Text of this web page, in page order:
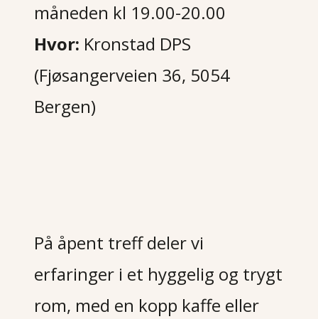
måneden kl 19.00-20.00
Hvor: Kronstad DPS
(Fjøsangerveien 36, 5054
Bergen)
På åpent treff deler vi
erfaringer i et hyggelig og trygt
rom, med en kopp kaffe eller